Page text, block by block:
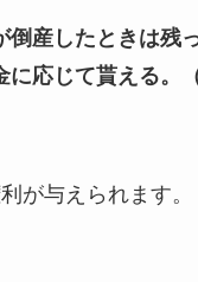
倒産したときは残
に応じて貰える。
が与えられます。